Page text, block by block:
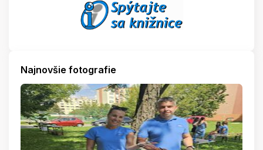
Najnovšie fotografie